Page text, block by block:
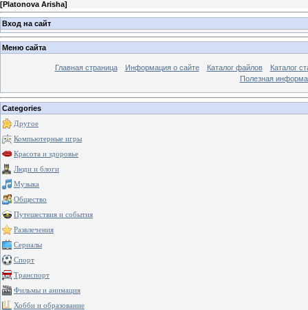
[Platonova Arisha]
Вход на сайт
Меню сайта
Главная страница Информация о сайте Каталог файлов
Каталог
Полезная
Categories
Другое
Компьютерные игры
Красота и здоровье
Люди и блоги
Музыка
Общество
Путешествия и события
Развлечения
Сериалы
Спорт
Транспорт
Фильмы и анимация
Хобби и образование